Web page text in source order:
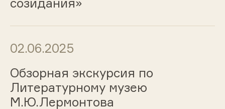
созидания»
02.06.2025
Обзорная экскурсия по
Литературному музею
М.Ю.Лермонтова